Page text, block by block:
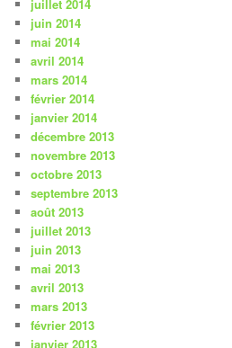
juillet 2014
juin 2014
mai 2014
avril 2014
mars 2014
février 2014
janvier 2014
décembre 2013
novembre 2013
octobre 2013
septembre 2013
août 2013
juillet 2013
juin 2013
mai 2013
avril 2013
mars 2013
février 2013
janvier 2013